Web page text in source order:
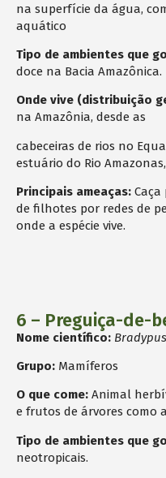
na superfície da água,
aquático
Tipo de ambientes que
doce na Bacia Amazônica.
Onde vive (distribuição
na Amazônia, desde as
cabeceiras de rios no
estuário do Rio
Principais ameaças:
de filhotes por redes de
onde a espécie vive.
6 – Preguiça-de-
Nome científico:
Grupo: Mamíferos
O que come: Animal
e frutos de árvores como
Tipo de ambientes que
neotropicais.